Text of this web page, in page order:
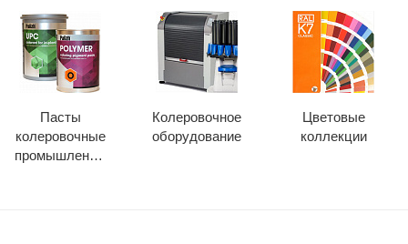
Пасты
колеровочные
промышленные
Колеровочное
оборудование
Цветовые
коллекции